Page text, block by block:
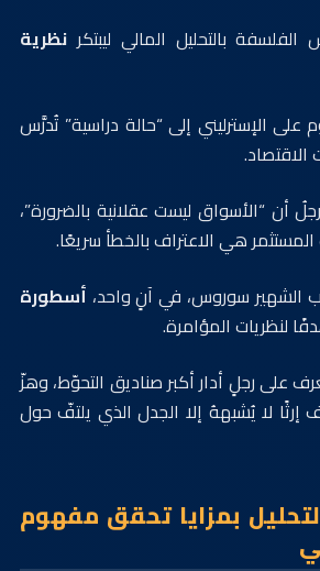
بالتحليل المالي ليبتكرنظرية
على الإسترليني إلى “حالة دراسية” تُدرَّس
أن “الأسواق ليست عقلانية بالضرورة”،
هي الاعتراف بالخطأ سريعًا.
الشهير سوروس، في آنٍ واحد، أسطورة
لنظريات المؤامرة.
على رجلٍ أدار أكبر صناديق التحوّط، وهزّ
لا يُشبههُ إلا الجدل الذي يلتفّ حول
بمزايا تحقق مفهوم